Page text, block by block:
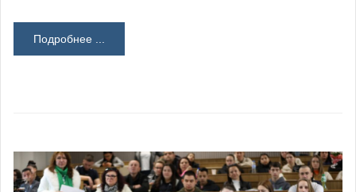
Подробнее ...